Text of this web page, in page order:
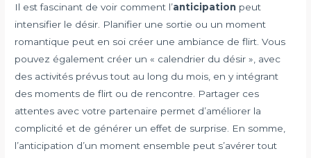
Il est fascinant de voir comment l’anticipation peut
intensifier le désir. Planifier une sortie ou un moment
romantique peut en soi créer une ambiance de flirt. Vous
pouvez également créer un « calendrier du désir », avec
des activités prévus tout au long du mois, en y intégrant
des moments de flirt ou de rencontre. Partager ces
attentes avec votre partenaire permet d’améliorer la
complicité et de générer un effet de surprise. En somme,
l’anticipation d’un moment ensemble peut s’avérer tout